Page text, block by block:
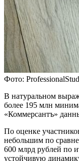
Фото:
В натуральном
более 195 млн
«Коммерсантъ»
По оценке
небольшим по
600 млрд рублей по
устойчивую